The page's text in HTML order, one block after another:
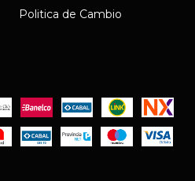
Politica de Cambio